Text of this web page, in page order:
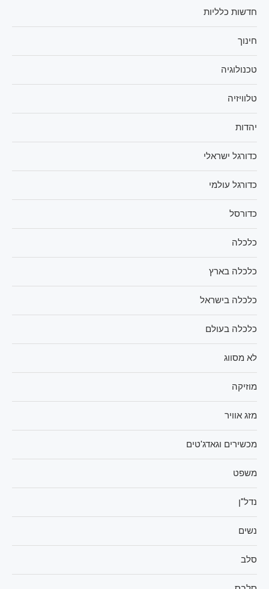
חדשות כלליות
חינוך
טכנולוגיה
טלוויזיה
יהדות
כדורגל ישראלי
כדורגל עולמי
כדורסל
כלכלה
כלכלה בארץ
כלכלה בישראל
כלכלה בעולם
לא מסווג
מוזיקה
מזג אוויר
מכשירים וגאדג'טים
משפט
נדל"ן
נשים
סלב